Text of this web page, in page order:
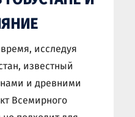
исследуя
известный
и древними
Всемирного